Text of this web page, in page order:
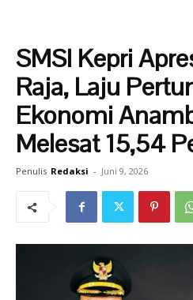
SMSI Kepri
Raja, Laju
Ekonomi
Melesat 15,54
Penulis Redaksi - Juni 9, 2026